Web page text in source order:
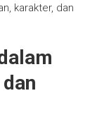
karakter, dan